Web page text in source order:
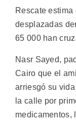
Rescate
desplazadas
65 000 han
Nasr Sayed,
Cairo que el
arriesgó su
la calle por
medicamentos,